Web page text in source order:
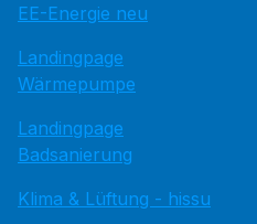
EE-Energie neu
Landingpage
Wärmepumpe
Landingpage
Badsanierung
Klima & Lüftung - hissu